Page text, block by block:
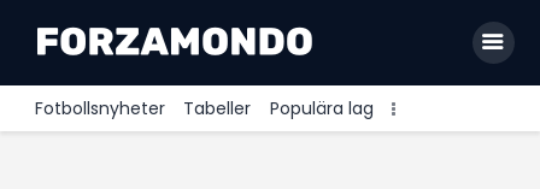
Fotbollsnyheter Tabeller Populära lag